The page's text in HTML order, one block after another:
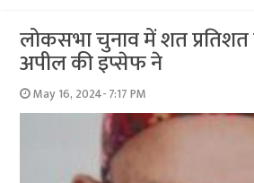
लोकसभा चुनाव में शत
अपील की इप्सेफ ने
May 16, 2024- 7:17 PM